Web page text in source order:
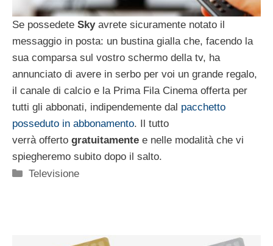
Se possedete Skyavrete sicuramente notato il
messaggio in posta: un bustina gialla che, facendo la
sua comparsa sul vostro schermo della tv, ha
annunciato di avere in serbo per voi un grande regalo,
il canale di calcio e la Prima Fila Cinema offerta per
tutti gli abbonati, indipendemente dal pacchetto
posseduto in abbonamento. Il tutto
verrà offerto gratuitamente e nelle modalità che vi
spiegheremo subito dopo il salto.
Categorie
Televisione